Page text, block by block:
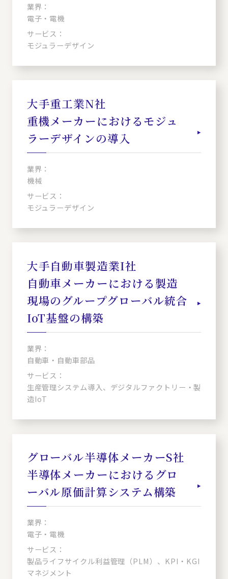
業界：
電子・電機
サービス：
モジュラーデザイン
大手重工業N社
重機メーカーにおけるモジュ
ラーデザインの導入
業界：
機械
サービス：
モジュラーデザイン
大手自動車製造業I社
自動車メーカーにおける製造
現場のグループグローバル統合
IoT基盤の構築
業界：
自動車・自動車部品
サービス：
生産管理システム導入、デジタルファクトリー・製
造IoT
グローバル半導体メーカーS社
半導体メーカーにおけるグロ
ーバル原価計算システム構築
業界：
電子・電機
サービス：
製品ライフサイクル利益管理（PLM）、KPI・KGI
マネジメント